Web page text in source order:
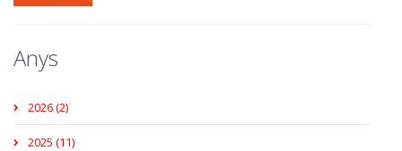
Anys
2026 (2)
2025 (11)